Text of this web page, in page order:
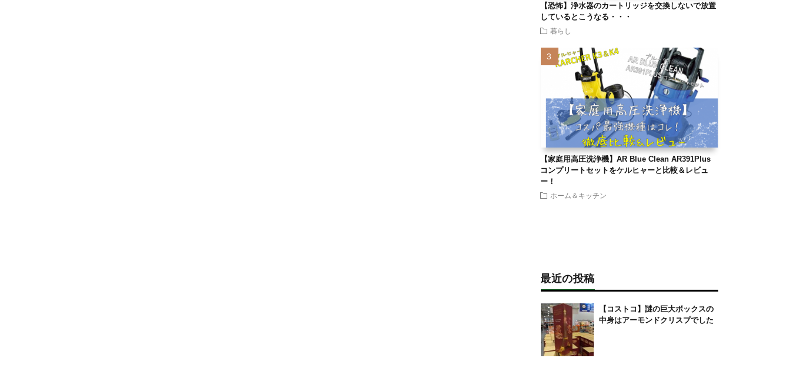
【恐怖】浄水器のカートリッジを交換しないで放置
しているとこうなる・・・
暮らし
【家庭用高圧洗浄機】AR Blue Clean AR391Plus
コンプリートセットをケルヒャーと比較＆レビュ
ー！
ホーム＆キッチン
最近の投稿
【コストコ】謎の巨大ボックスの
中身はアーモンドクリスプでした